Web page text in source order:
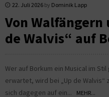
22. Juli 2026 by Dominik Lapp
Von
de Walvis“ auf
Wer auf Borkum ein Musical im
erwartet, wird bei „Up de
sich dagegen auf ein...
MEHR...